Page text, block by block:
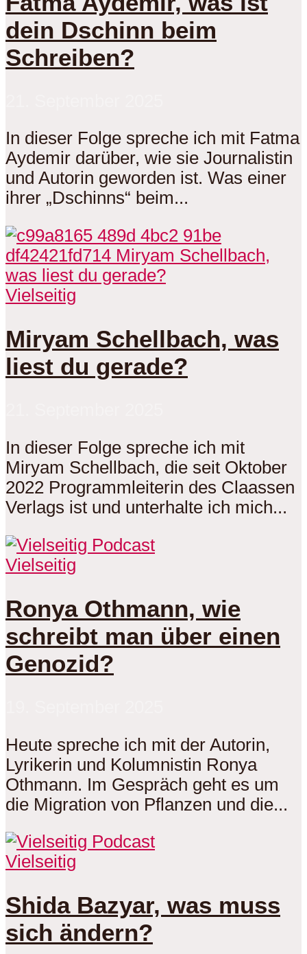
dein Dschinn beim
Schreiben?
In dieser Folge spreche ich mit Fatma
Aydemir darüber, wie sie Journalistin
und Autorin geworden ist. Was einer
ihrer „Dschinns“ beim...
Vielseitig
Miryam Schellbach, was
liest du gerade?
In dieser Folge spreche ich mit
Miryam Schellbach, die seit Oktober
2022 Programmleiterin des Claassen
Verlags ist und unterhalte ich mich...
Vielseitig
Ronya Othmann, wie
schreibt man über einen
Genozid?
Heute spreche ich mit der Autorin,
Lyrikerin und Kolumnistin Ronya
Othmann. Im Gespräch geht es um
die Migration von Pflanzen und die...
Vielseitig
Shida Bazyar, was muss
sich ändern?